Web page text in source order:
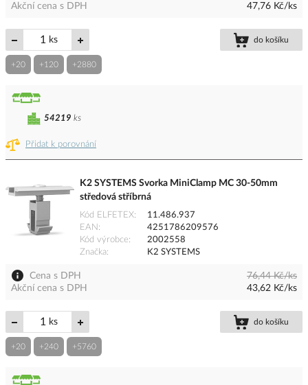
Akční cena s DPH
47,76 Kč/ks
ks do košíku
+20 +120 +2880
Přidat k porovnání
54219 ks
K2 SYSTEMS Svorka MiniClamp MC 30-50mm
středová stříbrná
Kód ELFETEX
11.486.937
EAN
4251786209576
Kód výrobce
2002558
Značka
K2 SYSTEMS
Cena s DPH
76,44 Kč/ks
Akční cena s DPH
43,62 Kč/ks
ks do košíku
+20 +240 +5760